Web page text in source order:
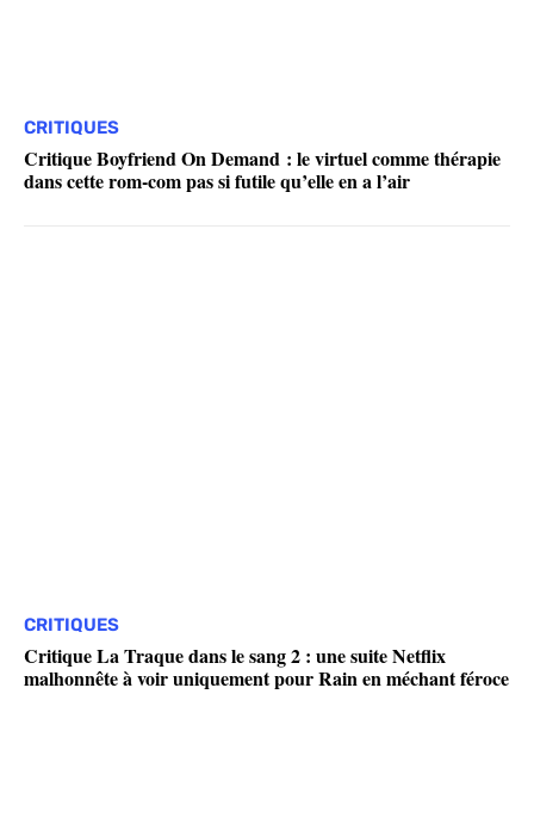
CRITIQUES
Critique Boyfriend On Demand : le virtuel comme thérapie
dans cette rom-com pas si futile qu’elle en a l’air
CRITIQUES
Critique La Traque dans le sang 2 : une suite Netflix
malhonnête à voir uniquement pour Rain en méchant féroce